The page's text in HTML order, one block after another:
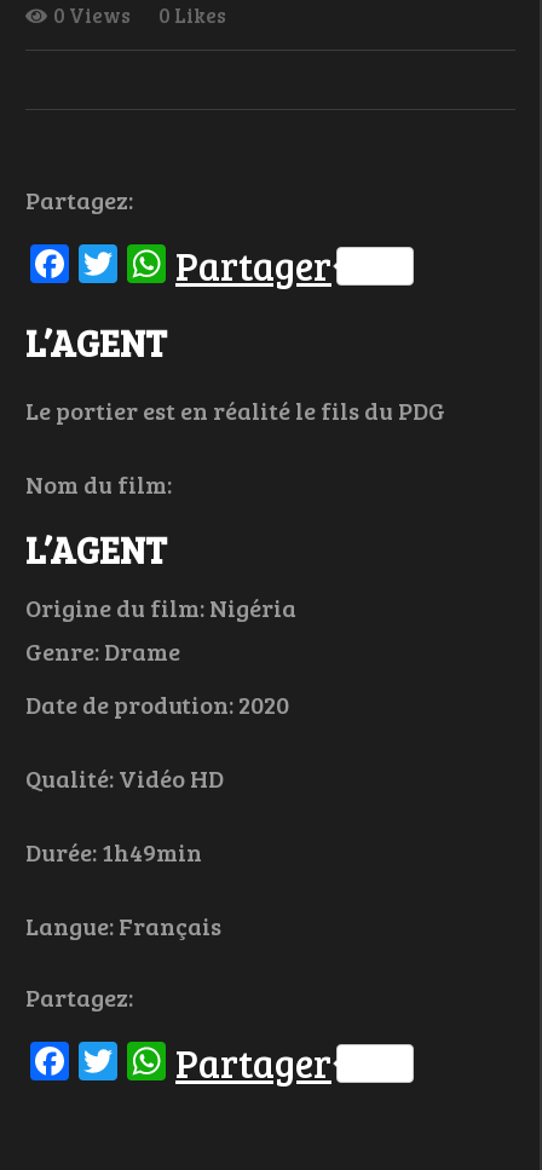
0 Views 0 Likes
Partagez:
Facebook
Twitter
WhatsApp
Partager
L’AGENT
Le portier est en réalité le fils du PDG
Nom du film:
L’AGENT
Origine du film: Nigéria
Genre: Drame
Date de prodution: 2020
Qualité: Vidéo HD
Durée: 1h49min
Langue: Français
Partagez:
Facebook
Twitter
WhatsApp
Partager